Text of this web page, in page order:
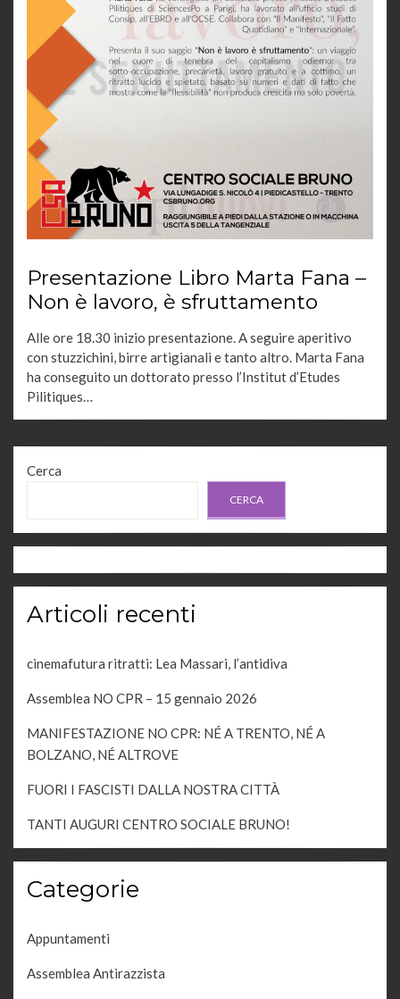
Presentazione Libro Marta Fana –
Non è lavoro, è sfruttamento
Alle ore 18.30 inizio presentazione. A seguire aperitivo
con stuzzichini, birre artigianali e tanto altro. Marta Fana
ha conseguito un dottorato presso l’Institut d’Etudes
Pilitiques…
Cerca
CERCA
Articoli recenti
cinemafutura ritratti: Lea Massari, l’antidiva
Assemblea NO CPR – 15 gennaio 2026
MANIFESTAZIONE NO CPR: NÉ A TRENTO, NÉ A
BOLZANO, NÉ ALTROVE
FUORI I FASCISTI DALLA NOSTRA CITTÀ
TANTI AUGURI CENTRO SOCIALE BRUNO!
Categorie
Appuntamenti
Assemblea Antirazzista